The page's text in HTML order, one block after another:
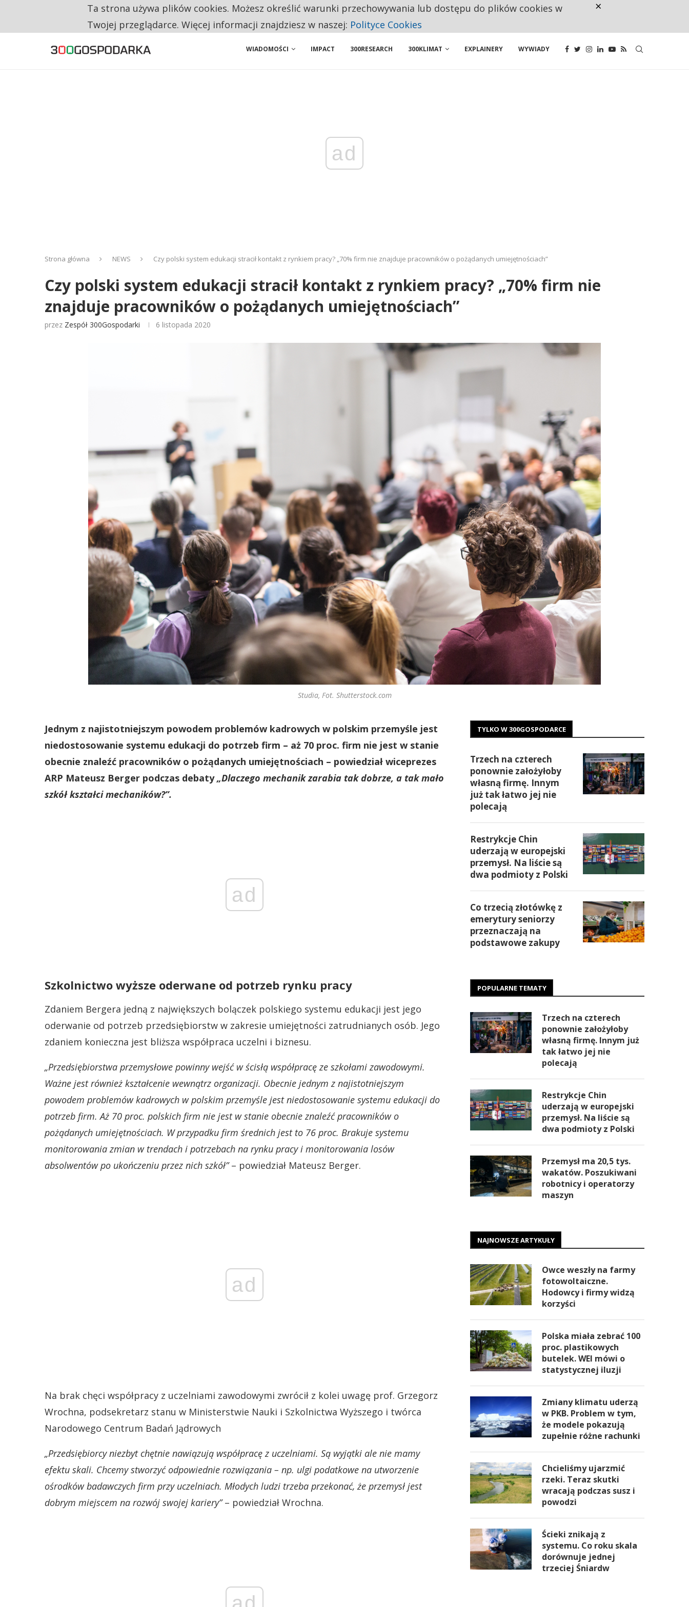
CO TRZECIĄ ZŁOTÓWKĘ Z EMERYTURY SENIORZY PRZEZNACZAJĄ NA PODSTAWOWE ZAKUPY
WIADOMOŚCI IMPACT 300RESEARCH 300KLIMAT EXPLAINERY WYWIADY
ad
Strona główna NEWS Czy polski system edukacji stracił kontakt z rynkiem pracy? „70% firm nie znajduje pracowników o pożądanych umiejętnościach”
Czy polski system edukacji stracił kontakt z rynkiem pracy? „70% firm nie
znajduje pracowników o pożądanych umiejętnościach”
przez Zespół 300Gospodarki 6 listopada 2020
Studia, Fot. Shutterstock.com
Jednym z najistotniejszym powodem problemów kadrowych w polskim przemyśle jest
niedostosowanie systemu edukacji do potrzeb firm – aż 70 proc. firm nie jest w stanie
obecnie znaleźć pracowników o pożądanych umiejętnościach – powiedział wiceprezes
ARP Mateusz Berger podczas debaty„Dlaczego mechanik zarabia tak dobrze, a tak mało
szkół kształci mechaników?”.
ad
Szkolnictwo wyższe oderwane od potrzeb rynku pracy
Zdaniem Bergera jedną z największych bolączek polskiego systemu edukacji jest jego
oderwanie od potrzeb przedsiębiorstw w zakresie umiejętności zatrudnianych osób. Jego
zdaniem konieczna jest bliższa współpraca uczelni i biznesu.
„Przedsiębiorstwa przemysłowe powinny wejść w ścisłą współpracę ze szkołami zawodowymi.
Ważne jest również kształcenie wewnątrz organizacji. Obecnie jednym z najistotniejszym
powodem problemów kadrowych w polskim przemyśle jest niedostosowanie systemu edukacji do
potrzeb firm. Aż 70 proc. polskich firm nie jest w stanie obecnie znaleźć pracowników o
pożądanych umiejętnościach. W przypadku firm średnich jest to 76 proc. Brakuje systemu
monitorowania zmian w trendach i potrzebach na rynku pracy i monitorowania losów
absolwentów po ukończeniu przez nich szkół”– powiedział Mateusz Berger.
ad
Na brak chęci współpracy z uczelniami zawodowymi zwrócił z kolei uwagę prof. Grzegorz
Wrochna, podsekretarz stanu w Ministerstwie Nauki i Szkolnictwa Wyższego i twórca
Narodowego Centrum Badań Jądrowych
„Przedsiębiorcy niezbyt chętnie nawiązują współpracę z uczelniami. Są wyjątki ale nie mamy
efektu skali. Chcemy stworzyć odpowiednie rozwiązania – np. ulgi podatkowe na utworzenie
ośrodków badawczych firm przy uczelniach. Młodych ludzi trzeba przekonać, że przemysł jest
dobrym miejscem na rozwój swojej kariery”– powiedział Wrochna.
TYLKO W 300GOSPODARCE
Trzech na czterech
ponownie założyłoby
własną firmę. Innym
już tak łatwo jej nie
polecają
Restrykcje Chin
uderzają w europejski
przemysł. Na liście są
dwa podmioty z Polski
Co trzecią złotówkę z
emerytury seniorzy
przeznaczają na
podstawowe zakupy
POPULARNE TEMATY
Trzech na czterech
ponownie założyłoby
własną firmę. Innym już
tak łatwo jej nie
polecają
Restrykcje Chin
uderzają w europejski
przemysł. Na liście są
dwa podmioty z Polski
Przemysł ma 20,5 tys.
wakatów. Poszukiwani
robotnicy i operatorzy
maszyn
NAJNOWSZE ARTYKUŁY
Owce weszły na farmy
fotowoltaiczne.
Hodowcy i firmy widzą
korzyści
Polska miała zebrać 100
proc. plastikowych
butelek. WEI mówi o
statystycznej iluzji
Zmiany klimatu uderzą
w PKB. Problem w tym,
że modele pokazują
zupełnie różne rachunki
Chcieliśmy ujarzmić
rzeki. Teraz skutki
wracają podczas susz i
powodzi
Ścieki znikają z
systemu. Co roku skala
dorównuje jednej
trzeciej Śniardw
Ta strona używa plików cookies. Możesz określić warunki przechowywania lub dostępu do plików cookies w
Twojej przeglądarce. Więcej informacji znajdziesz w naszej: Polityce Cookies
×